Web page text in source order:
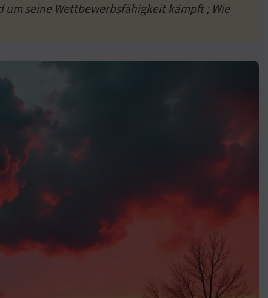
seine Wettbewerbsfähigkeit kämpft ; Wie